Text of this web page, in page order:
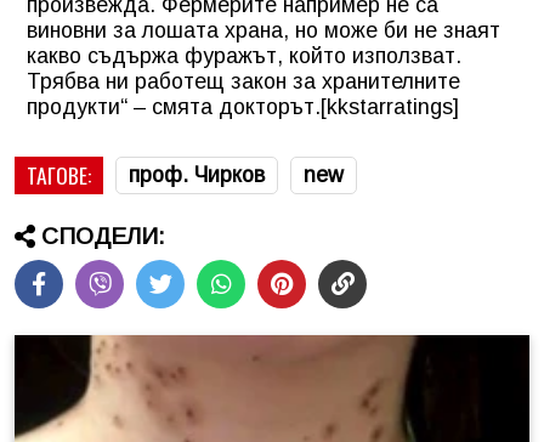
виновни за лошата храна, но може би не знаят
какво съдържа фуражът, който използват.
Трябва ни работещ закон за хранителните
продукти“ – смята докторът.[kkstarratings]
ТАГОВЕ: проф. Чирков new
СПОДЕЛИ: